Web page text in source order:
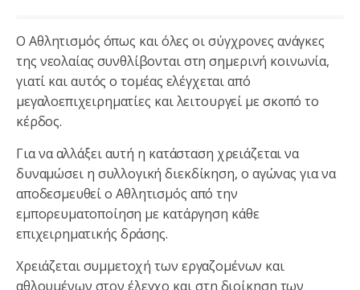
Ο Αθλητισμός όπως και όλες οι σύγχρονες ανάγκες
της νεολαίας συνθλίβονται στη σημερινή κοινωνία,
γιατί και αυτός ο τομέας ελέγχεται από
μεγαλοεπιχειρηματίες και λειτουργεί με σκοπό το
κέρδος.
Για να αλλάξει αυτή η κατάσταση χρειάζεται να
δυναμώσει η συλλογική διεκδίκηση, ο αγώνας για να
αποδεσμευθεί ο Αθλητισμός από την
εμπορευματοποίηση με κατάργηση κάθε
επιχειρηματικής δράσης.
Χρειάζεται συμμετοχή των εργαζομένων και
αθλουμένων στον έλεγχο και στη διοίκηση των